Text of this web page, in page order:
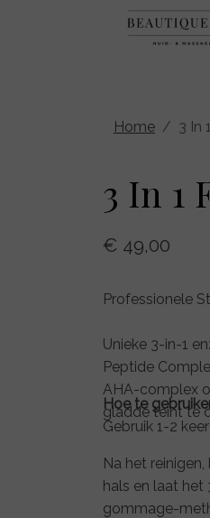
Home 3 In
3 In 1
€ 49,00
Professionele
Unieke 3-in-1
Peptide
AHA-complex
gladde teint te
Hoe te
Gebruik 1-2
Na het
hals en laat het
gommage-